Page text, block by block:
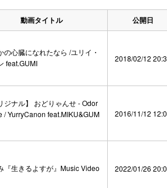
動画タイトル 公開日
の心臓になれたなら /ユリイ・
feat.GUMI
2018/02/12
ジナル】 おどりゃんせ - Odor
/ YurryCanon feat.MIKU&GUM
2016/11/12
『生きるよすが』Music Video 2022/01/26